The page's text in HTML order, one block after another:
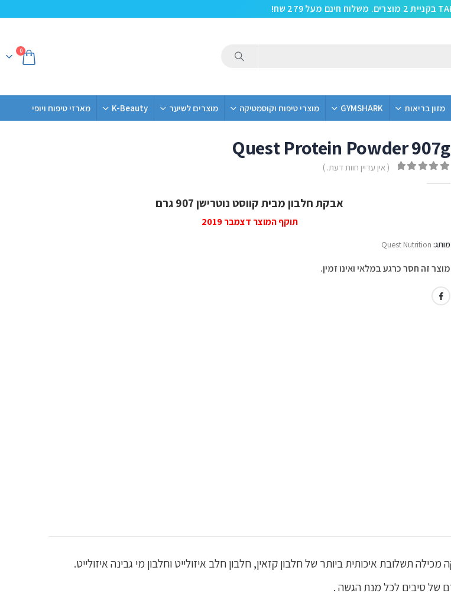
0
מזון בריאות GYMSHARK מוצרי טיפוח וקוסמטיקה מוצרים לשיער K-Beauty מארזי טיפוח ויופי
משלוח חינם
Quest Protein Powder 907g
( אין עדיין חוות דעת. )
אבקת חלבון מבית קווסט נוטרישן 907 גרם
תוקף המוצר דצמבר 2019
מותג: Quest Nutrition
מוצר זה חסר כרגע במלאי ואינו זמין.